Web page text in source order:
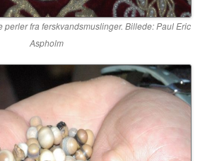
perler fra ferskvandsmuslinger. Billede: Paul Eric
Aspholm